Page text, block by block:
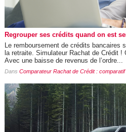
Regrouper ses crédits quand on est
Le remboursement de crédits bancaires
la retraite. Simulateur Rachat de Crédit !
Avec une baisse de revenus de l’ordre...
Dans Comparateur Rachat de Crédit : comparatif